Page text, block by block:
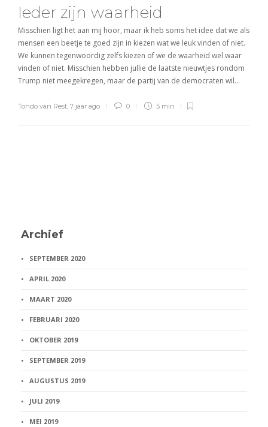
Ieder zijn waarheid
Misschien ligt het aan mij hoor, maar ik heb soms het idee dat we als
mensen een beetje te goed zijn in kiezen wat we leuk vinden of niet.
We kunnen tegenwoordig zelfs kiezen of we de waarheid wel waar
vinden of niet. Misschien hebben jullie de laatste nieuwtjes rondom
Trump niet meegekregen, maar de partij van de democraten wil…
Tondo van Rest, 7 jaar ago 0 5 min
Archief
SEPTEMBER 2020
APRIL 2020
MAART 2020
FEBRUARI 2020
OKTOBER 2019
SEPTEMBER 2019
AUGUSTUS 2019
JULI 2019
MEI 2019